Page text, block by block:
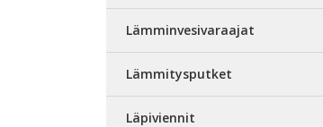
Lämminvesivaraajat
Lämmitysputket
Läpiviennit